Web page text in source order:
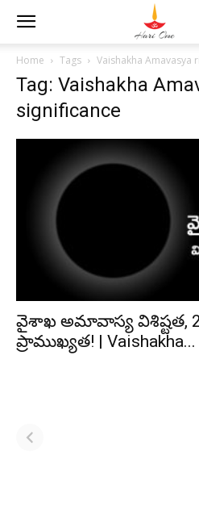
Home Tags Vaishakha Amavasya
Tag: Vaishakha
significance
వైశాఖ అమావాస్య విశిష్టత,
ప్రాముఖ్యత! | Vaishakha...
పితృదేవతల ఆశీర్వాదం